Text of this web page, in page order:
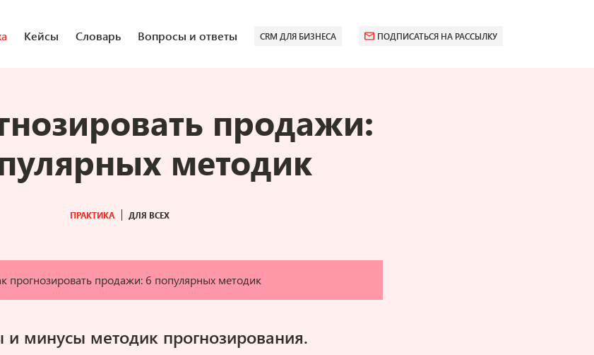
Кейсы Словарь Вопросы и ответы CRM ДЛЯ БИЗНЕСА ПОДПИСАТЬСЯ НА РАССЫЛКУ
продажи:
методик
ПРАКТИКА ДЛЯ ВСЕХ
минусы методик прогнозирования.